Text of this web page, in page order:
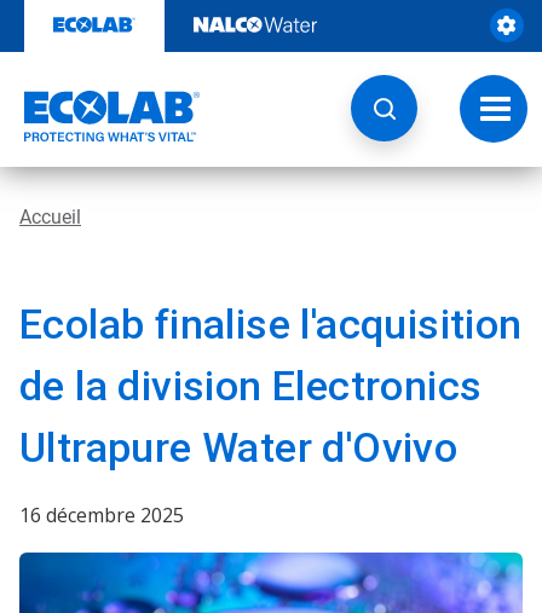
contenu​​​​​​​
à
Accueil
Ecolab finalise l'acquisition
de la division Electronics
Ultrapure Water d'Ovivo
16 décembre 2025